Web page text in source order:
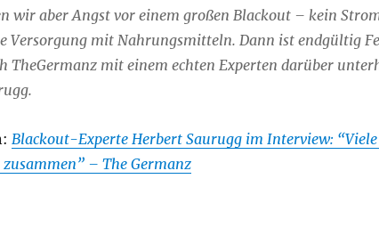
wir aber Angst vor einem großen Blackout – kein
Versorgung mit Nahrungsmitteln. Dann ist endgültig
TheGermanz mit einem echten Experten darüber
Blackout-Experte Herbert Saurugg im Interview:
zusammen” – The Germanz